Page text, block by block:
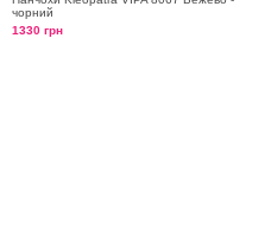
чорний
1330 грн